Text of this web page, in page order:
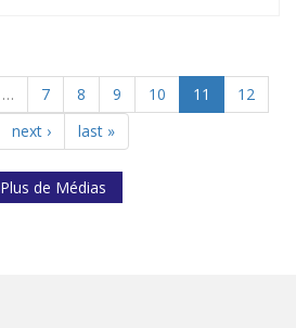
… 7 8 9 10 11
12
next › last »
Plus de Médias